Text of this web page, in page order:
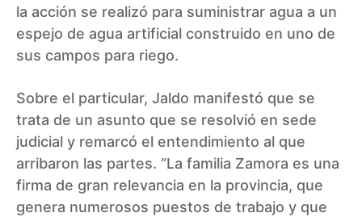
la acción se realizó para suministrar agua a un
espejo de agua artificial construido en uno de
sus campos para riego.
Sobre el particular, Jaldo manifestó que se
trata de un asunto que se resolvió en sede
judicial y remarcó el entendimiento al que
arribaron las partes. “La familia Zamora es una
firma de gran relevancia en la provincia, que
genera numerosos puestos de trabajo y que